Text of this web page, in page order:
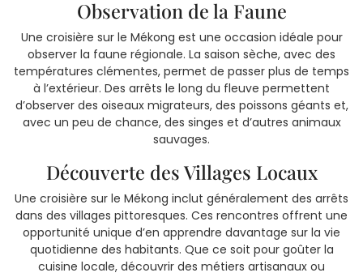
Observation de la Faune
Une croisière sur le Mékong est une occasion idéale pour
observer la faune régionale. La saison sèche, avec des
températures clémentes, permet de passer plus de temps
à l’extérieur. Des arrêts le long du fleuve permettent
d’observer des oiseaux migrateurs, des poissons géants et,
avec un peu de chance, des singes et d’autres animaux
sauvages.
Découverte des Villages Locaux
Une croisière sur le Mékong inclut généralement des arrêts
dans des villages pittoresques. Ces rencontres offrent une
opportunité unique d’en apprendre davantage sur la vie
quotidienne des habitants. Que ce soit pour goûter la
cuisine locale, découvrir des métiers artisanaux ou